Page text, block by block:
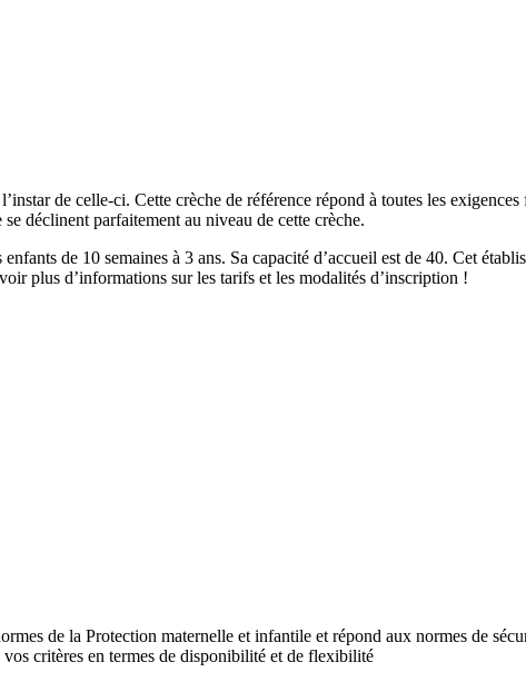
de celle-ci. Cette crèche de référence répond à toutes les
déclinent parfaitement au niveau de cette crèche.
de 10 semaines à 3 ans. Sa capacité d’accueil est de 40. Cet
plus d’informations sur les tarifs et les modalités d’inscription !
de la Protection maternelle et infantile et répond aux normes de
critères en termes de disponibilité et de flexibilité